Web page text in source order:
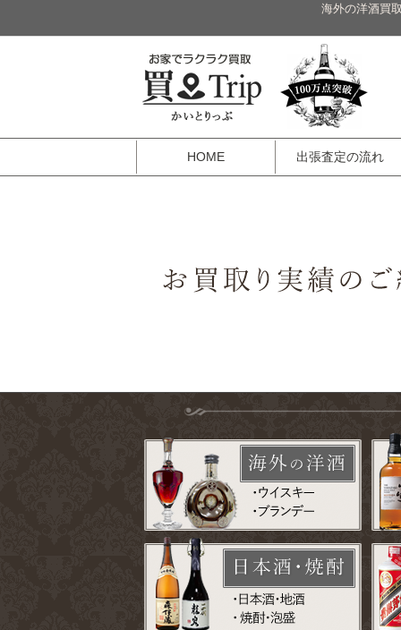
海外の洋酒買
HOME 出張査定の流れ